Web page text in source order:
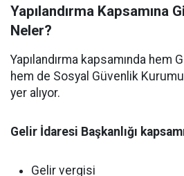
Yapılandırma Kapsamına
Neler?
Yapılandırma kapsamında hem
hem de Sosyal Güvenlik
yer alıyor.
Gelir İdaresi Başkanlığı
Gelir vergisi